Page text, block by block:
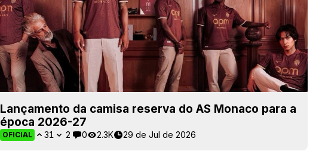
Lançamento da camisa reserva do AS Monaco para a
época 2026-27
OFICIAL 31 2 0 2.3K 29 de Jul de 2026